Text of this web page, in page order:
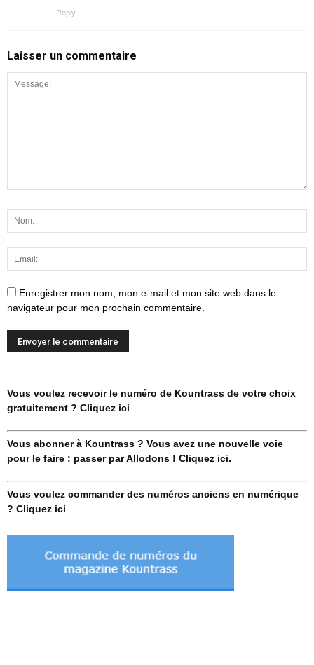
Reply
Laisser un commentaire
Enregistrer mon nom, mon e-mail et mon site web dans le
navigateur pour mon prochain commentaire.
Vous voulez recevoir le numéro de Kountrass de votre choix
gratuitement ? Cliquez ici
Vous abonner à Kountrass ? Vous avez une nouvelle voie
pour le faire : passer par Allodons ! Cliquez ici.
Vous voulez commander des numéros anciens en numérique
? Cliquez ici